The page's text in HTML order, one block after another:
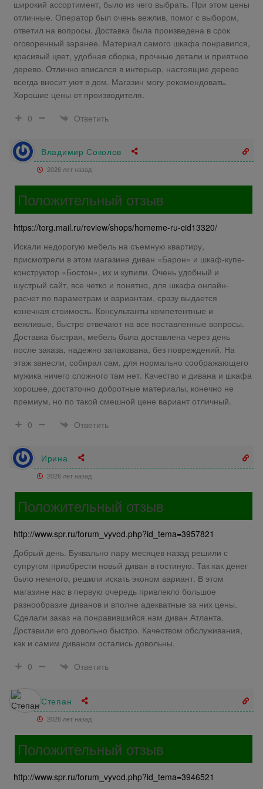
широкий ассортимент, было из чего выбрать. При этом цены
отличные. Оператор был очень вежлив, помог с выбором,
ответил на вопросы. Доставка была произведена в срок
оговоренный заранее. Материал самого шкафа понравился,
красивый цвет, удобная сборка, прочные детали и приятное
дерево. Отлично вписался в интерьер, настоящие дерево
всегда вносит уют в дом. Магазин могу рекомендовать.
Хорошие цены от производителя.
0
Ответить
Владимир Соколов
2026 лет назад
Положительный отзыв
https://torg.mail.ru/review/shops/homeme-ru-cid13320/
Искали недорогую мебель на съемную квартиру,
присмотрели в этом магазине диван «Барон» и шкаф-купе-
конструктор «Бостон», их и купили. Очень удобный и
шустрый сайт, все четко и понятно, для шкафа онлайн-
расчет по параметрам и вариантам, сразу выдается
конечная стоимость. Консультанты компетентные и
вежливые, быстро отвечают на все поставленные вопросы.
Доставка быстрая, мебель была доставлена через день
после заказа, надежно запакована, без повреждений. На
этаж занесли, собирал сам, для нормально соображающего
мужика ничего сложного там нет. Качество и дивана и шкафа
хорошее, достаточно добротные материалы, конечно не
премиум, но по такой смешной цене вариант отличный.
0
Ответить
Ирина
2026 лет назад
Положительный отзыв
http://www.spr.ru/forum_vyvod.php?id_tema=3957821
Добрый день. Буквально пару месяцев назад решили с
супругом приобрести новый диван в гостиную. Так как денег
было немного, решили искать эконом вариант. В этом
магазине нас в первую очередь привлекло большое
разнообразие диванов и вполне адекватные за них цены.
Сделали заказ на понравившийся нам диван Атланта.
Доставили его довольно быстро. Качеством обслуживания,
как и самим диваном остались довольны.
0
Ответить
Степан
2026 лет назад
Положительный отзыв
http://www.spr.ru/forum_vyvod.php?id_tema=3946521